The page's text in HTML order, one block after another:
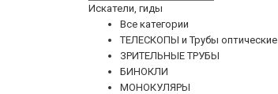
Искатели, гиды
Все категории
ТЕЛЕСКОПЫ и Трубы оптические
ЗРИТЕЛЬНЫЕ ТРУБЫ
БИНОКЛИ
МОНОКУЛЯРЫ